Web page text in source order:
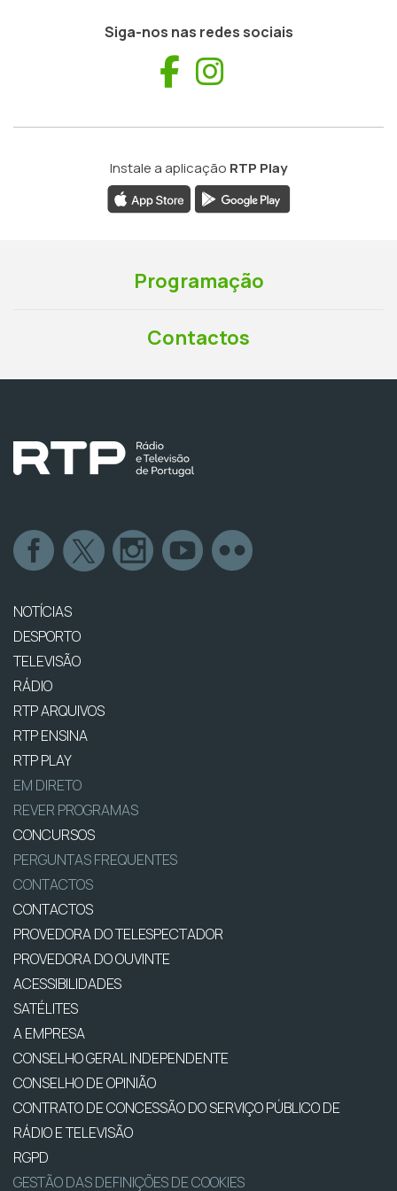
Siga-nos nas redes sociais
Facebook
Instale a aplicação RTP Play
Programação
Contactos
NOTÍCIAS
DESPORTO
TELEVISÃO
RÁDIO
RTP ARQUIVOS
RTP ENSINA
RTP PLAY
EM DIRETO
REVER PROGRAMAS
CONCURSOS
PERGUNTAS FREQUENTES
CONTACTOS
CONTACTOS
PROVEDORA DO TELESPECTADOR
PROVEDORA DO OUVINTE
ACESSIBILIDADES
SATÉLITES
A EMPRESA
CONSELHO GERAL INDEPENDENTE
CONSELHO DE OPINIÃO
CONTRATO DE CONCESSÃO DO SERVIÇO PÚBLICO DE
RÁDIO E TELEVISÃO
RGPD
GESTÃO DAS DEFINIÇÕES DE COOKIES